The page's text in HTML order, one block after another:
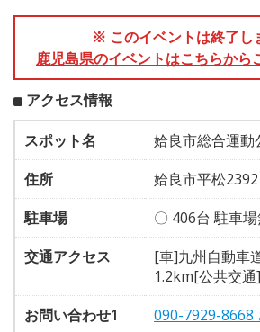
※ このイベントは終了し
鹿児島県のイベントはこちらから
アクセス情報
スポット名
姶良市総合運動
住所
姶良市平松2392
駐車場
〇 406台 駐車
交通アクセス
[車]九州自動車
1.2km[公共交通
お問い合わせ1
090-7929-8668